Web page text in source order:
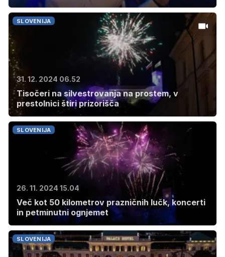
SLOVENIJA
31. 12. 2024 06.52
Tisočeri na silvestrovanja na prostem, v
prestolnici štiri prizorišča
SLOVENIJA
26. 11. 2024 15.04
Več kot 50 kilometrov prazničnih lučk, koncerti
in petminutni ognjemet
SLOVENIJA